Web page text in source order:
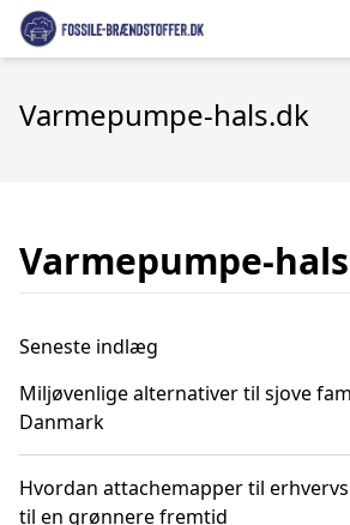
Varmepumpe-hals.dk
Varmepumpe-
Seneste indlæg
Miljøvenlige alternativer til sjove
Danmark
Hvordan attachemapper til
til en grønnere fremtid